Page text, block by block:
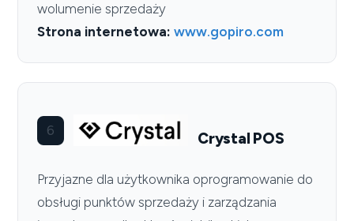
wolumenie sprzedaży
Strona internetowa: www.gopiro.com
6 Crystal POS
Przyjazne dla użytkownika oprogramowanie do
obsługi punktów sprzedaży i zarządzania